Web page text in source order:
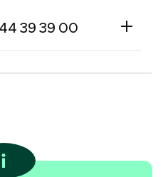
39 39 00